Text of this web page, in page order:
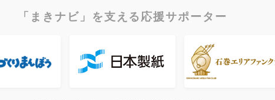
「まきナビ」を支える応援サポーター